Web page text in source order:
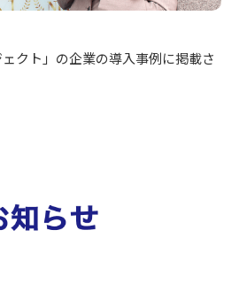
ェクト」の企業の導入事例に掲載さ